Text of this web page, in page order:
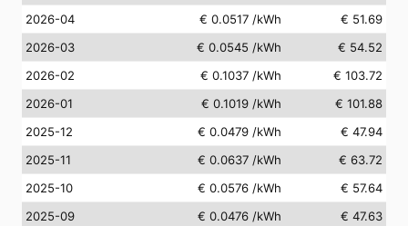
2026-04
€ 0.0517 /kWh
€ 51.69
2026-03
€ 0.0545 /kWh
€ 54.52
2026-02
€ 0.1037 /kWh
€ 103.72
2026-01
€ 0.1019 /kWh
€ 101.88
2025-12
€ 0.0479 /kWh
€ 47.94
2025-11
€ 0.0637 /kWh
€ 63.72
2025-10
€ 0.0576 /kWh
€ 57.64
2025-09
€ 0.0476 /kWh € 47.63